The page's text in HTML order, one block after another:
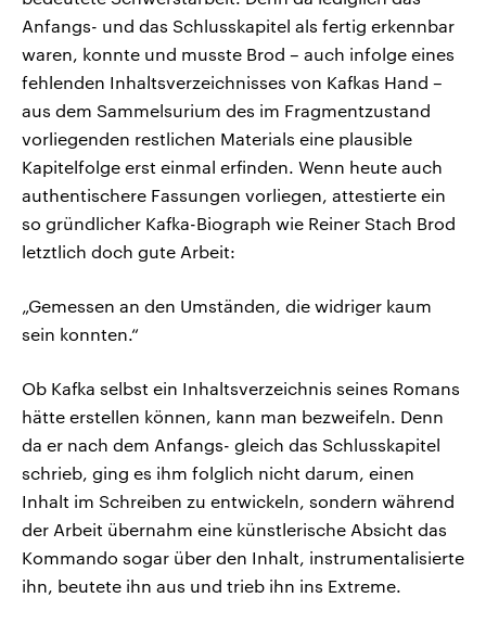
Anfangs- und das Schlusskapitel als fertig erkennbar
waren, konnte und musste Brod – auch infolge eines
fehlenden Inhaltsverzeichnisses von Kafkas Hand –
aus dem Sammelsurium des im Fragmentzustand
vorliegenden restlichen Materials eine plausible
Kapitelfolge erst einmal erfinden. Wenn heute auch
authentischere Fassungen vorliegen, attestierte ein
so gründlicher Kafka-Biograph wie Reiner Stach Brod
letztlich doch gute Arbeit:
„Gemessen an den Umständen, die widriger kaum
sein konnten.“
Ob Kafka selbst ein Inhaltsverzeichnis seines Romans
hätte erstellen können, kann man bezweifeln. Denn
da er nach dem Anfangs- gleich das Schlusskapitel
schrieb, ging es ihm folglich nicht darum, einen
Inhalt im Schreiben zu entwickeln, sondern während
der Arbeit übernahm eine künstlerische Absicht das
Kommando sogar über den Inhalt, instrumentalisierte
ihn, beutete ihn aus und trieb ihn ins Extreme.